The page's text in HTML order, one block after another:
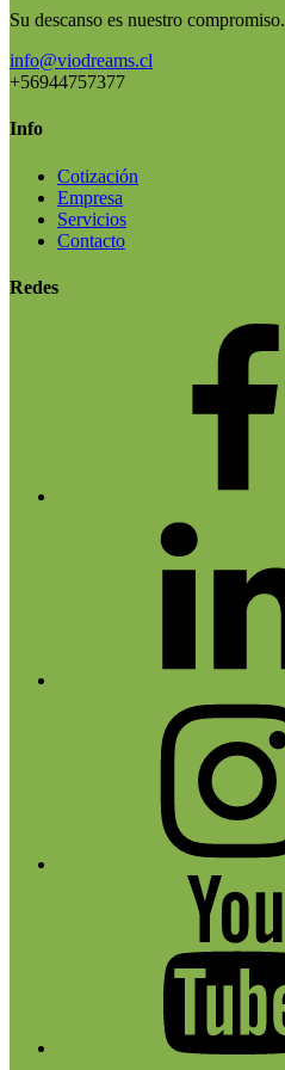
Su descanso es nuestro compromiso.
info@viodreams.cl
+56944757377
Info
Cotización
Empresa
Servicios
Contacto
Redes